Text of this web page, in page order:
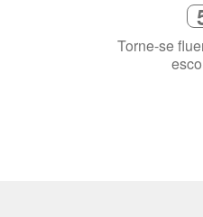
Torne-se